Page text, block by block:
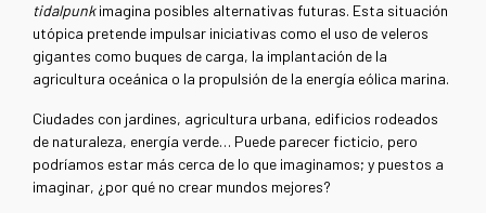
tidalpunkimagina posibles alternativas futuras. Esta situación
utópica pretende impulsar iniciativas como el uso de veleros
gigantes como buques de carga, la implantación de la
agricultura oceánica o la propulsión de la energía eólica marina.
Ciudades con jardines, agricultura urbana, edificios rodeados
de naturaleza, energía verde… Puede parecer ficticio, pero
podríamos estar más cerca de lo que imaginamos; y puestos a
imaginar, ¿por qué no crear mundos mejores?